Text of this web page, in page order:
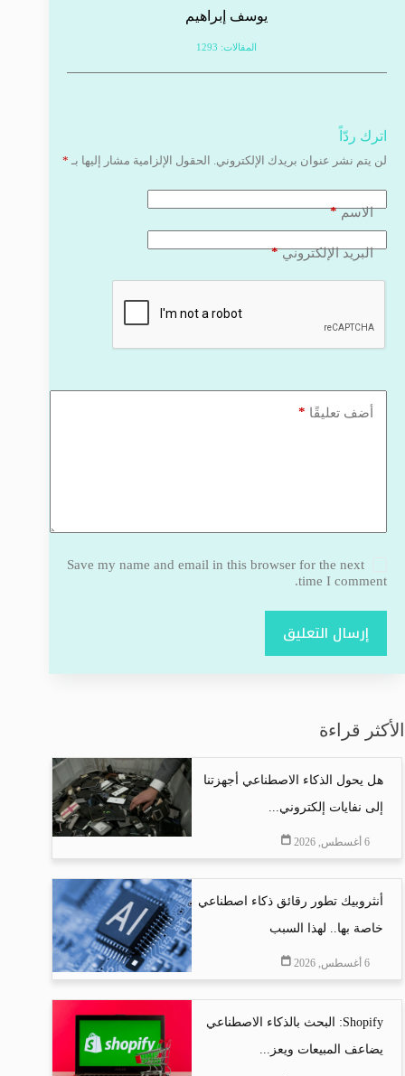
يوسف إبراهيم
المقالات: 1293
اترك ردّاً
لن يتم نشر عنوان بريدك الإلكتروني. الحقول الإلزامية مشار إليها بـ *
الاسم*
البريد الإلكتروني*
أضف تعليقًا *
Save my name and email in this browser for the next
time I comment.
إرسال التعليق
الأكثر قراءة
هل يحول الذكاء الاصطناعي أجهزتنا
إلى نفايات إلكتروني...
6 أغسطس, 2026
أنثروبيك تطور رقائق ذكاء اصطناعي
خاصة بها.. لهذا السبب
6 أغسطس, 2026
Shopify: البحث بالذكاء الاصطناعي
يضاعف المبيعات ويعز...